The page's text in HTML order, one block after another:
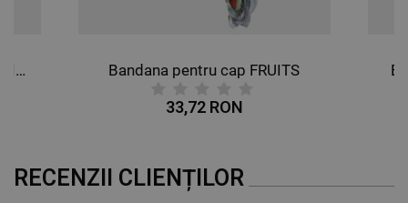
Bandana pentru cap BUTTERFLIES Bandana pentru cap FRUITS
33,72 RON
RECENZII CLIENȚILOR